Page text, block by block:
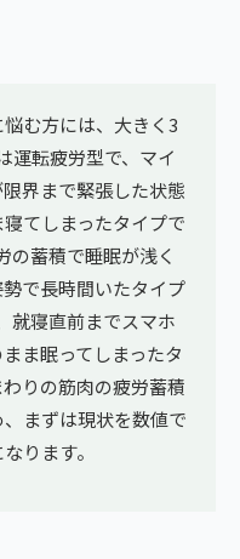
む方には、大きく3
運転疲労型で、マイ
界まで緊張した状態
てしまったタイプで
の蓄積で睡眠が浅く
で長時間いたタイプ
就寝直前までスマホ
ま眠ってしまったタ
りの筋肉の疲労蓄積
まずは現状を数値で
ります。